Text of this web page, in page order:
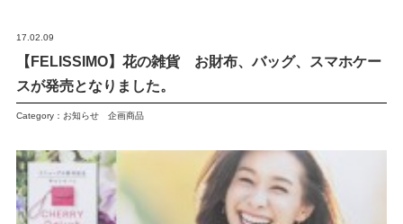
17.02.09
【FELISSIMO】花の雑貨 お財布、バッグ、スマホケー
スが発売となりました。
Category： お知らせ 企画商品